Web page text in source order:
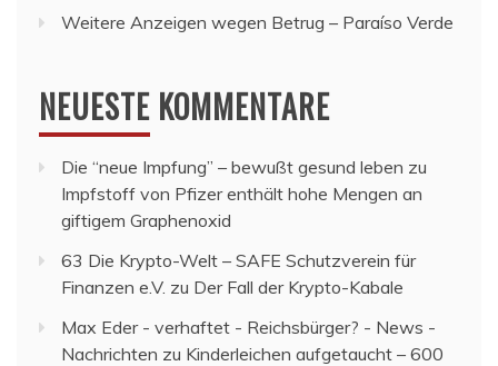
Weitere Anzeigen wegen Betrug – Paraíso Verde
NEUESTE KOMMENTARE
Die “neue Impfung” – bewußt gesund leben zu
Impfstoff von Pfizer enthält hohe Mengen an
giftigem Graphenoxid
63 Die Krypto-Welt – SAFE Schutzverein für
Finanzen e.V. zu Der Fall der Krypto-Kabale
Max Eder - verhaftet - Reichsbürger? - News -
Nachrichten zu Kinderleichen aufgetaucht – 600